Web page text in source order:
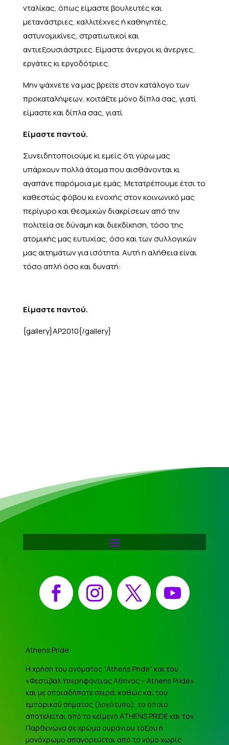
νταλίκας, όπως είμαστε βουλευτές και
μετανάστριες, καλλιτέχνες ή καθηγητές,
αστυνομικίνες, στρατιωτικοί και
αντιεξουσιάστριες. Είμαστε άνεργοι κι άνεργες,
εργάτες κι εργοδότριες.
Μην ψάχνετε να μας βρείτε στον κατάλογο των
προκαταλήψεων, κοιτάξτε μόνο δίπλα σας, γιατί
είμαστε και δίπλα σας, γιατί
Είμαστε παντού.
Συνειδητοποιούμε κι εμείς ότι γύρω μας
υπάρχουν πολλά άτομα που αισθάνονται κι
αγαπάνε παρόμοια με εμάς. Μετατρέπουμε έτσι το
καθεστώς φόβου κι ενοχής στον κοινωνικό μας
περίγυρο και θεσμικών διακρίσεων από την
πολιτεία σε δύναμη και διεκδίκηση, τόσο της
ατομικής μας ευτυχίας, όσο και των συλλογικών
μας αιτημάτων για ισότητα. Αυτή η αλήθεια είναι
τόσο απλή όσο και δυνατή:
Είμαστε παντού.
{gallery}AP2010{/gallery}
Facebook Instagram X YouTube
Athens Pride
Η χρήση του ονόματος “Athens Pride” και του
«Φεστιβάλ Υπερηφάνειας Αθήνας – Athens Pride»
και με οποιαδήποτε σειρά, καθώς και του
εμπορικού σήματος (λογότυπο), το όποιο
αποτελείται από το κείμενο ATHENS PRIDE και τον
Παρθενώνα σε χρώμα ουράνιου τόξου ή
μονόχρωμο απαγορεύεται από το νόμο χωρίς